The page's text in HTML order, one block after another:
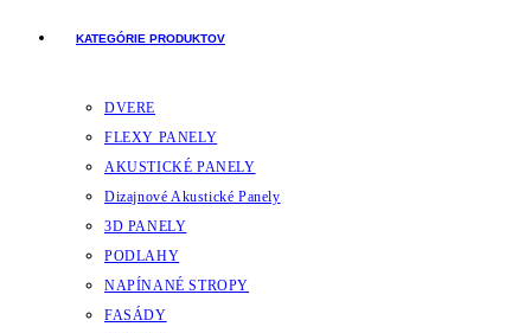
KATEGÓRIE PRODUKTOV
DVERE
FLEXY PANELY
AKUSTICKÉ PANELY
Dizajnové Akustické Panely
3D PANELY
PODLAHY
NAPÍNANÉ STROPY
FASÁDY